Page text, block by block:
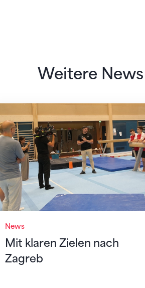
Weitere News
News
Mit klaren Zielen nach
Zagreb
Mit klaren Zielen nach Zagreb